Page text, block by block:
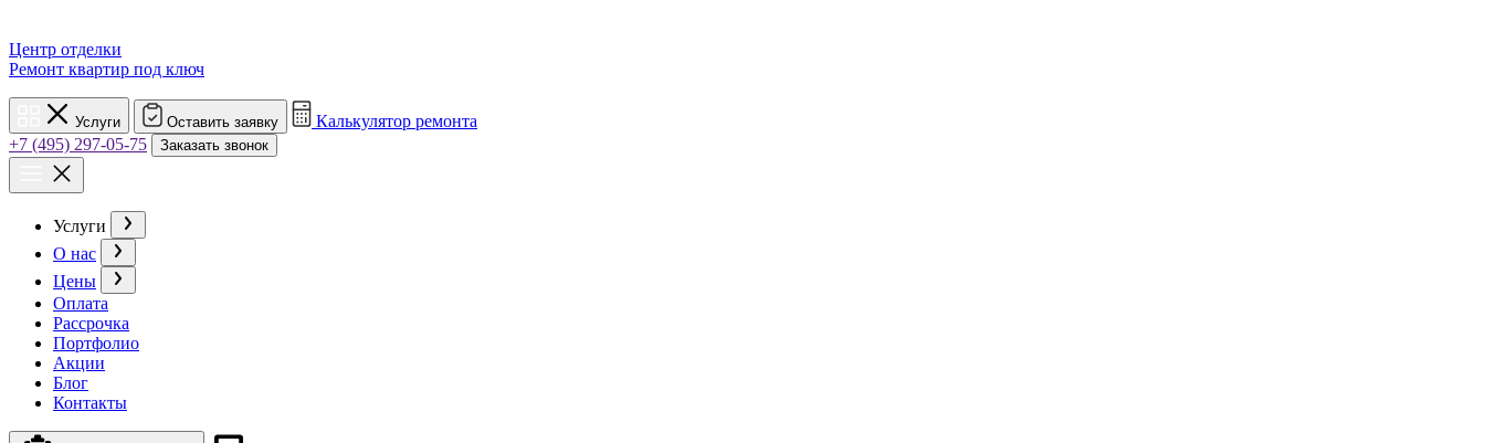
Центр отделки
Ремонт квартир под ключ
Услуги Оставить заявку
Калькулятор ремонта
+7 (495) 297-05-75
Заказать звонок
Услуги
О нас
Цены
Оплата
Рассрочка
Портфолио
Акции
Блог
Контакты